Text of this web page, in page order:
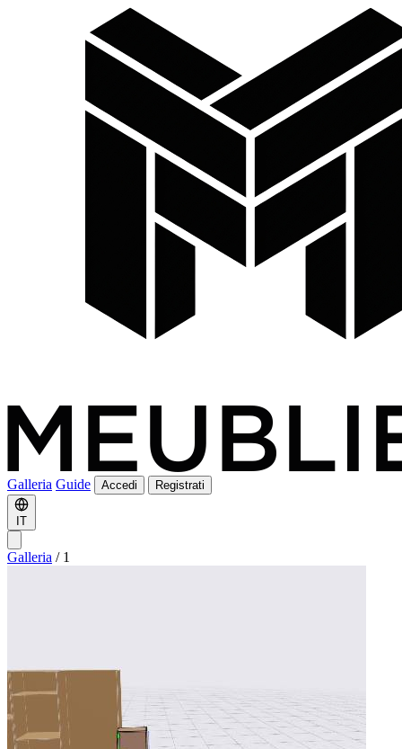
Galleria Guide Accedi Registrati
IT
Galleria / 1